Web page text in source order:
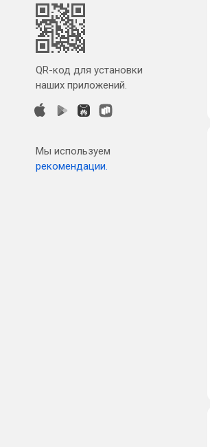
QR-код для установки
наших приложений.
Мы используем
рекомендации.